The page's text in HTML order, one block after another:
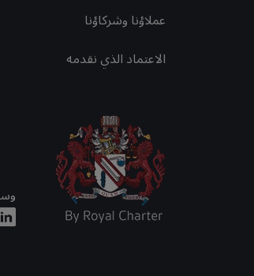
عملاؤنا وشركاؤنا
الاعتماد الذي نقدمه